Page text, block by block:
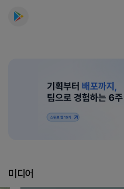
Sophia&#39;s feedback which
미디어